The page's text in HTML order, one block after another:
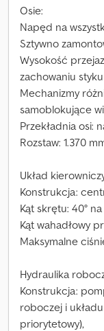
Osie:
Napęd na
Sztywno
Wysokość
zachowaniu
Mechanizmy
samoblokujące
Przekładnia osi:
Rozstaw: 1.370
Układ
Konstrukcja:
Kąt skrętu: 40°
Kąt wahadłowy
Maksymalne
Hydraulika
Konstrukcja:
roboczej i
priorytetowy),